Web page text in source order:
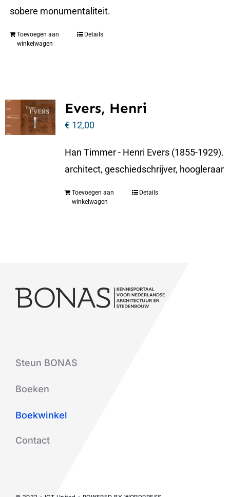
sobere monumentaliteit.
Toevoegen aan
winkelwagen
Details
Evers, Henri
€12,00
Han Timmer - Henri Evers (1855-1929).
architect, geschiedschrijver, hoogleraar
Toevoegen aan
winkelwagen
Details
Steun BONAS
Boeken
Boekwinkel
Contact